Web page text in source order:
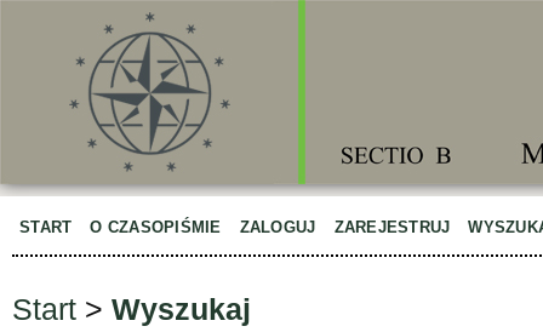
START O CZASOPIŚMIE ZALOGUJ ZAREJESTRUJ
Start > Wyszukaj